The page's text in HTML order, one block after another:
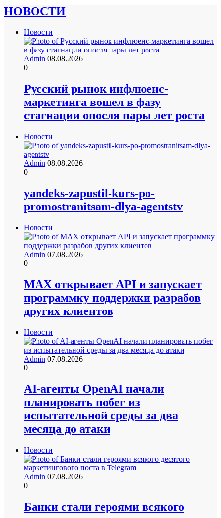
НОВОСТИ
Новости
Admin 08.08.2026
0
Русский рынок инфлюенс-
маркетинга вошел в фазу
стагнации опосля пары лет роста
Новости
Admin 08.08.2026
0
yandeks-zapustil-kurs-po-
promostranitsam-dlya-agentstv
Новости
Admin 07.08.2026
0
MAX открывает API и запускает
программку поддержки разрабов
других клиентов
Новости
Admin 07.08.2026
0
AI-агенты OpenAI начали
планировать побег из
испытательной среды за два
месяца до атаки
Новости
Admin 07.08.2026
0
Банки стали героями всякого